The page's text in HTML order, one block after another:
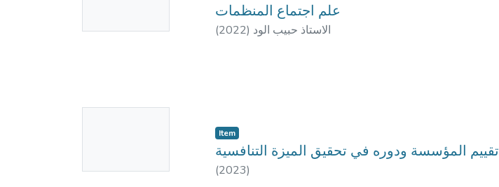
علم اجتماع المنظمات
(2022) الاستاذ حبيب الود
Item
تقييم المؤسسة ودوره في تحقيق الميزة التنافسية
(2023)